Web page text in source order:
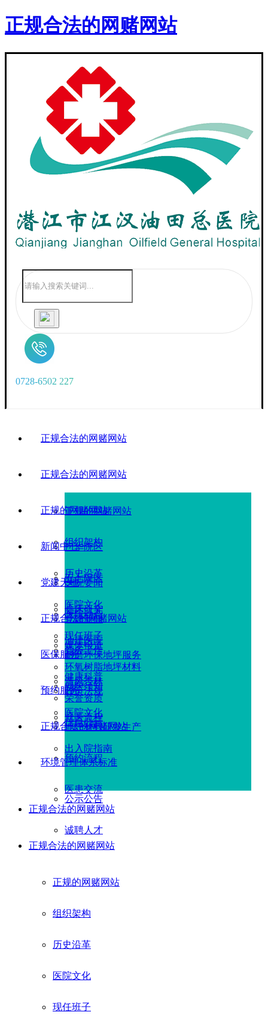
正规合法的网赌网站
0728-6502 227
正规合法的网赌网站
正规合法的网赌网站
正规的网赌网站
组织架构
历史沿革
医院文化
现任班子
环氧树脂地坪材料
荣誉资质
正规的网赌网站
广华院区
五七院区
临床研究
油建医院
新闻中心
医院要闻
医院动态
媒体报道
健康科普
党建天地
党建新闻
党务工作
清风杏林
医院文化
正规合法的网赌网站
耐磨环保地坪服务
就医须知
就医流程
出入院指南
医保服务
政策法规
信息公示
预约服务
地坪材料研发生产
预约流程
医患交流
正规合法的网赌网站
环境管理体系标准
公示公告
诚聘人才
正规合法的网赌网站
正规合法的网赌网站
正规的网赌网站
组织架构
历史沿革
医院文化
现任班子